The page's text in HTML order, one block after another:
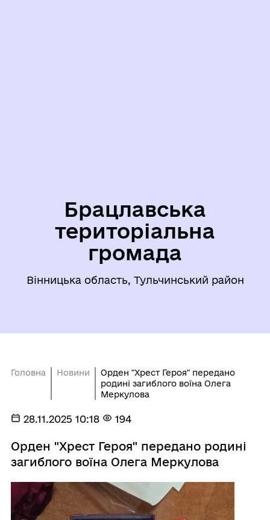
Брацлавська
територіальна
громада
Вінницька область, Тульчинський район
Головна Новини
Орден "Хрест Героя" передано
родині загиблого воїна Олега
Меркулова
28.11.2025 10:18 194
Орден "Хрест Героя" передано родині
загиблого воїна Олега Меркулова